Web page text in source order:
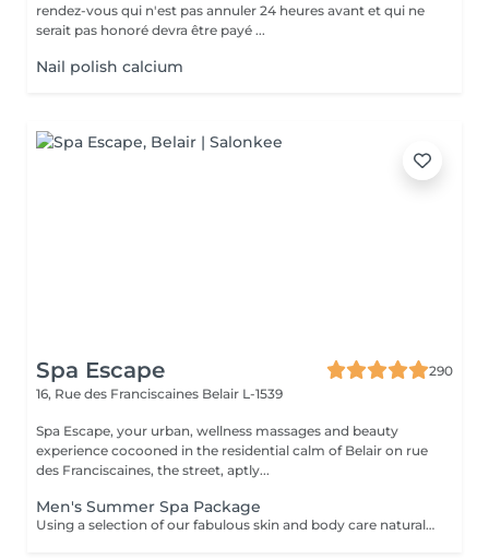
rendez-vous qui n'est pas annuler 24 heures avant et qui ne
serait pas honoré devra être payé ...
Nail polish calcium
Spa Escape
290
16, Rue des Franciscaines Belair L-1539
Spa Escape, your urban, wellness massages and beauty
experience cocooned in the residential calm of Belair on rue
des Franciscaines, the street, aptly...
Men's Summer Spa Package
Using a selection of our fabulous skin and body care natural and organic products, we provide you with a Kanzu foot bath and massage while you sip on a thyme and cucumber Sparkling Water concoction (optional). Then feel the tension and stress melt away from your face, neck, shoulders and scalp as you lay back and experience an upper body massage followed by an intoxicating, hot-towel face treatment ending with a calming hair and scalp massage.